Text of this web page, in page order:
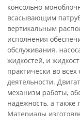
консольно-
всасывающим
вертикальным
исполнения
обслуживания.
жидкостей, и
практически во всех
деятельности.
механизм работы,
надежность, а
Материалы